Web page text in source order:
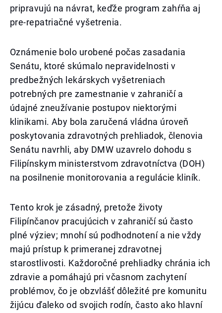
pripravujú na návrat, keďže program zahŕňa aj
pre-repatriačné vyšetrenia.
Oznámenie bolo urobené počas zasadania
Senátu, ktoré skúmalo nepravidelnosti v
predbežných lekárskych vyšetreniach
potrebných pre zamestnanie v zahraničí a
údajné zneužívanie postupov niektorými
klinikami. Aby bola zaručená vládna úroveň
poskytovania zdravotných prehliadok, členovia
Senátu navrhli, aby DMW uzavrelo dohodu s
Filipínskym ministerstvom zdravotníctva (DOH)
na posilnenie monitorovania a regulácie kliník.
Tento krok je zásadný, pretože životy
Filipínčanov pracujúcich v zahraničí sú často
plné výziev; mnohí sú podhodnotení a nie vždy
majú prístup k primeranej zdravotnej
starostlivosti. Každoročné prehliadky chránia ich
zdravie a pomáhajú pri včasnom zachytení
problémov, čo je obzvlášť dôležité pre komunitu
žijúcu ďaleko od svojich rodín, často ako hlavní